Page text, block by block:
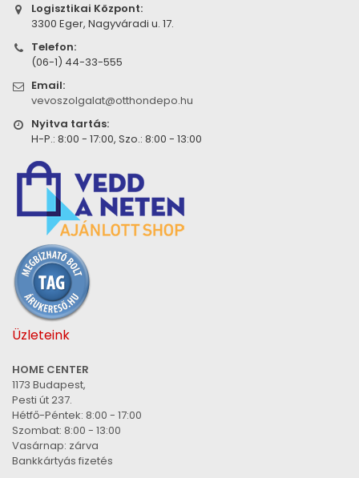
Logisztikai Központ:
3300 Eger, Nagyváradi u. 17.
Telefon:
(06-1) 44-33-555
Email:
vevoszolgalat@otthondepo.hu
Nyitva tartás:
H-P.: 8:00 - 17:00, Szo.: 8:00 - 13:00
Üzleteink
HOME CENTER
1173 Budapest,
Pesti út 237.
Hétfő-Péntek: 8:00 - 17:00
Szombat: 8:00 - 13:00
Vasárnap: zárva
Bankkártyás fizetés